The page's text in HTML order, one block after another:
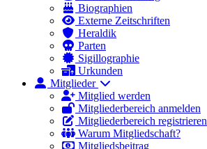
Biographien
Externe Zeitschriften
Heraldik
Parten
Sigillographie
Urkunden
Mitglieder
Mitglied werden
Mitgliederbereich anmelden
Mitgliederbereich registrieren
Warum Mitgliedschaft?
Mitgliedsbeitrag